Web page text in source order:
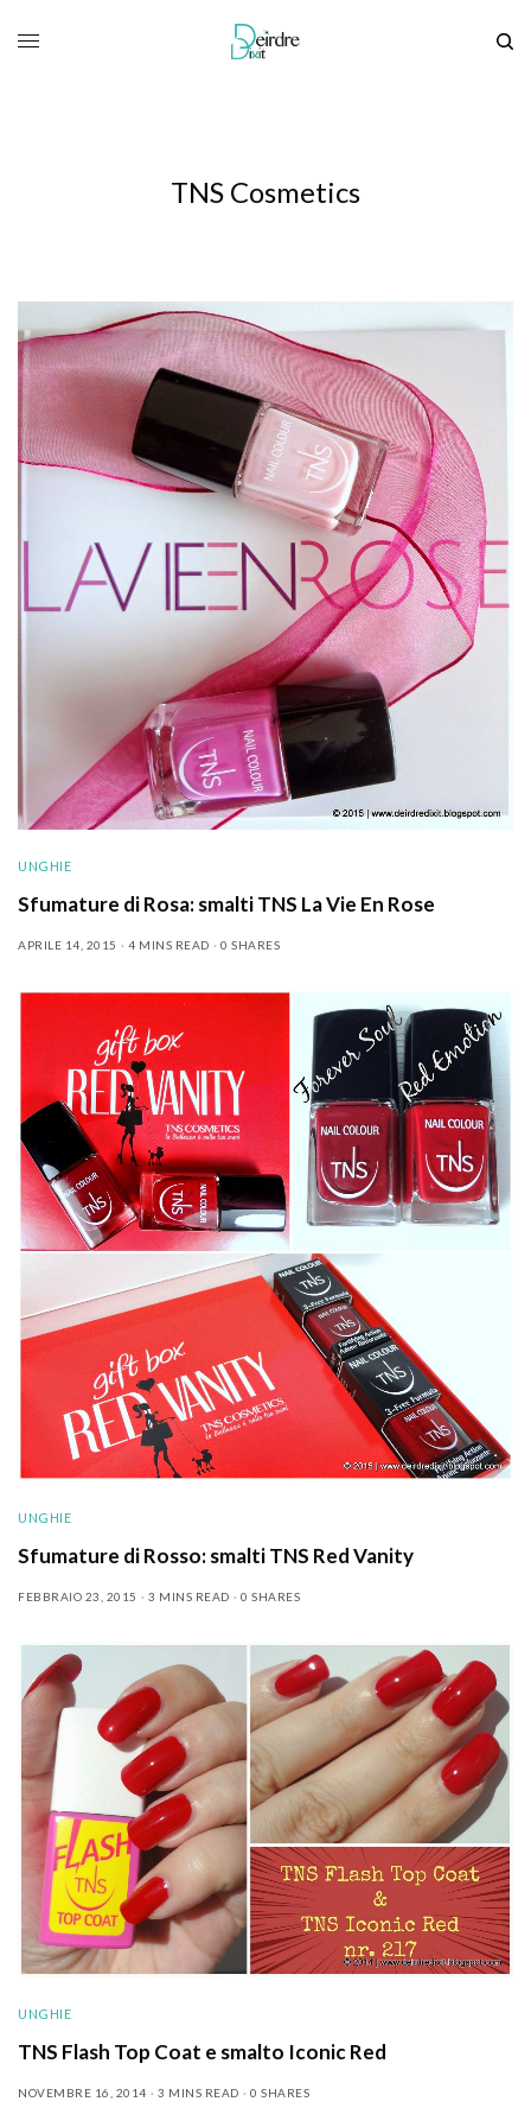
TNS Cosmetics
UNGHIE
Sfumature di Rosa: smalti TNS La Vie En Rose
APRILE 14, 2015 4 MINS READ 0 SHARES
UNGHIE
Sfumature di Rosso: smalti TNS Red Vanity
FEBBRAIO 23, 2015 3 MINS READ 0 SHARES
UNGHIE
TNS Flash Top Coat e smalto Iconic Red
NOVEMBRE 16, 2014 3 MINS READ 0 SHARES